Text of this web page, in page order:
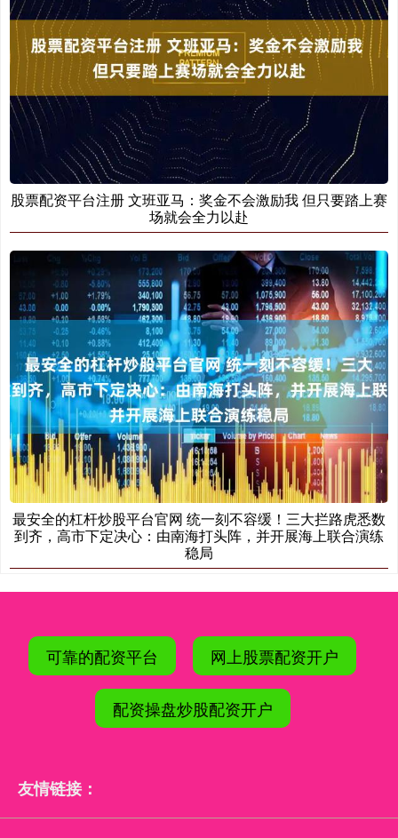
股票配资平台注册 文班亚马：奖金不会激励我 但只要踏上赛
场就会全力以赴
最安全的杠杆炒股平台官网 统一刻不容缓！三大拦路虎悉数
到齐，高市下定决心：由南海打头阵，并开展海上联合演练
稳局
可靠的配资平台 网上股票配资开户
配资操盘炒股配资开户
友情链接：